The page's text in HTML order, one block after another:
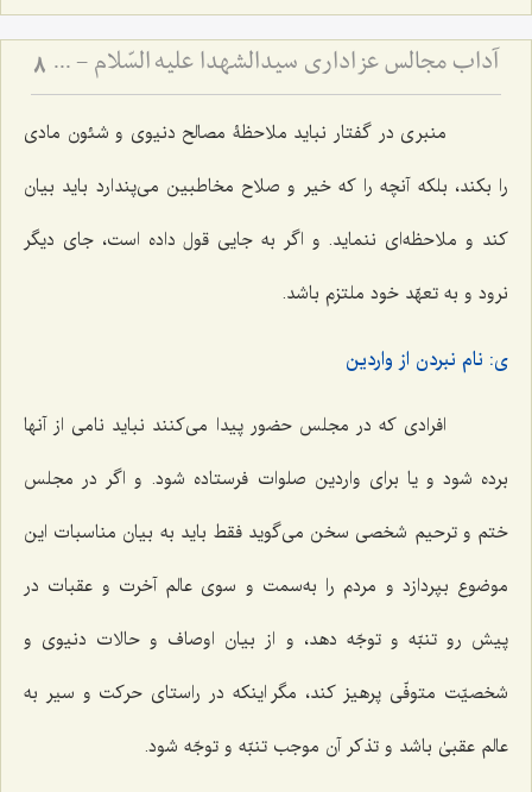
آداب مجالس عزاداری سیدالشهدا علیه السّلام - و دستورات بزرگان راجع به ماه‌های محرم و صفر 8
منبری در گفتار نباید ملاحظۀ مصالح دنیوی و شئون مادی
را بکند، بلکه آنچه را که خیر و صلاح مخاطبین می‌پندارد باید بیان
کند و ملاحظه‌ای ننماید. و اگر به جایی قول داده است، جای دیگر
نرود و به تعهّد خود ملتزم باشد.
ی: نام نبردن از واردین
افرادی که در مجلس حضور پیدا می‌کنند نباید نامی از آنها
برده شود و یا برای واردین صلوات فرستاده شود. و اگر در مجلس
ختم و ترحیم شخصی سخن می‌گوید فقط باید به بیان مناسبات این
موضوع بپردازد و مردم را به‌سمت و سوی عالم آخرت و عقبات در
پیش رو تنبّه و توجّه دهد، و از بیان اوصاف و حالات دنیوی و
شخصیّت متوفّی پرهیز کند، مگر اینکه در راستای حرکت و سیر به
عالم عقبیٰ باشد و تذکر آن موجب تنبّه و توجّه شود.